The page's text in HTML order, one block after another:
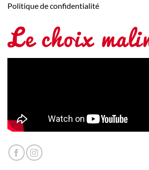
Politique de confidentialité